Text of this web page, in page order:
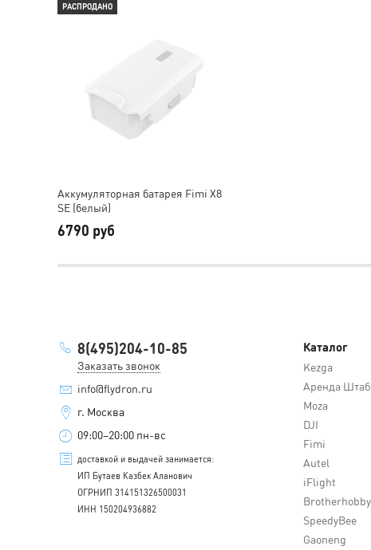
РАСПРОДАНО
Аккумуляторная батарея Fimi X8
SE (белый)
6790 руб
Каталог
Kezga
Аренда
Moza
DJI
Fimi
Autel
iFlight
Brotherhobby
SpeedyBee
Gaoneng
8(495)204-10-85
Заказать звонок
info@flydron.ru
г. Москва
09:00–20:00 пн-вс
доставкой и выдачей занимается:
ИП Бутаев Казбек Аланович
ОГРНИП 314151326500031
ИНН 150204936882